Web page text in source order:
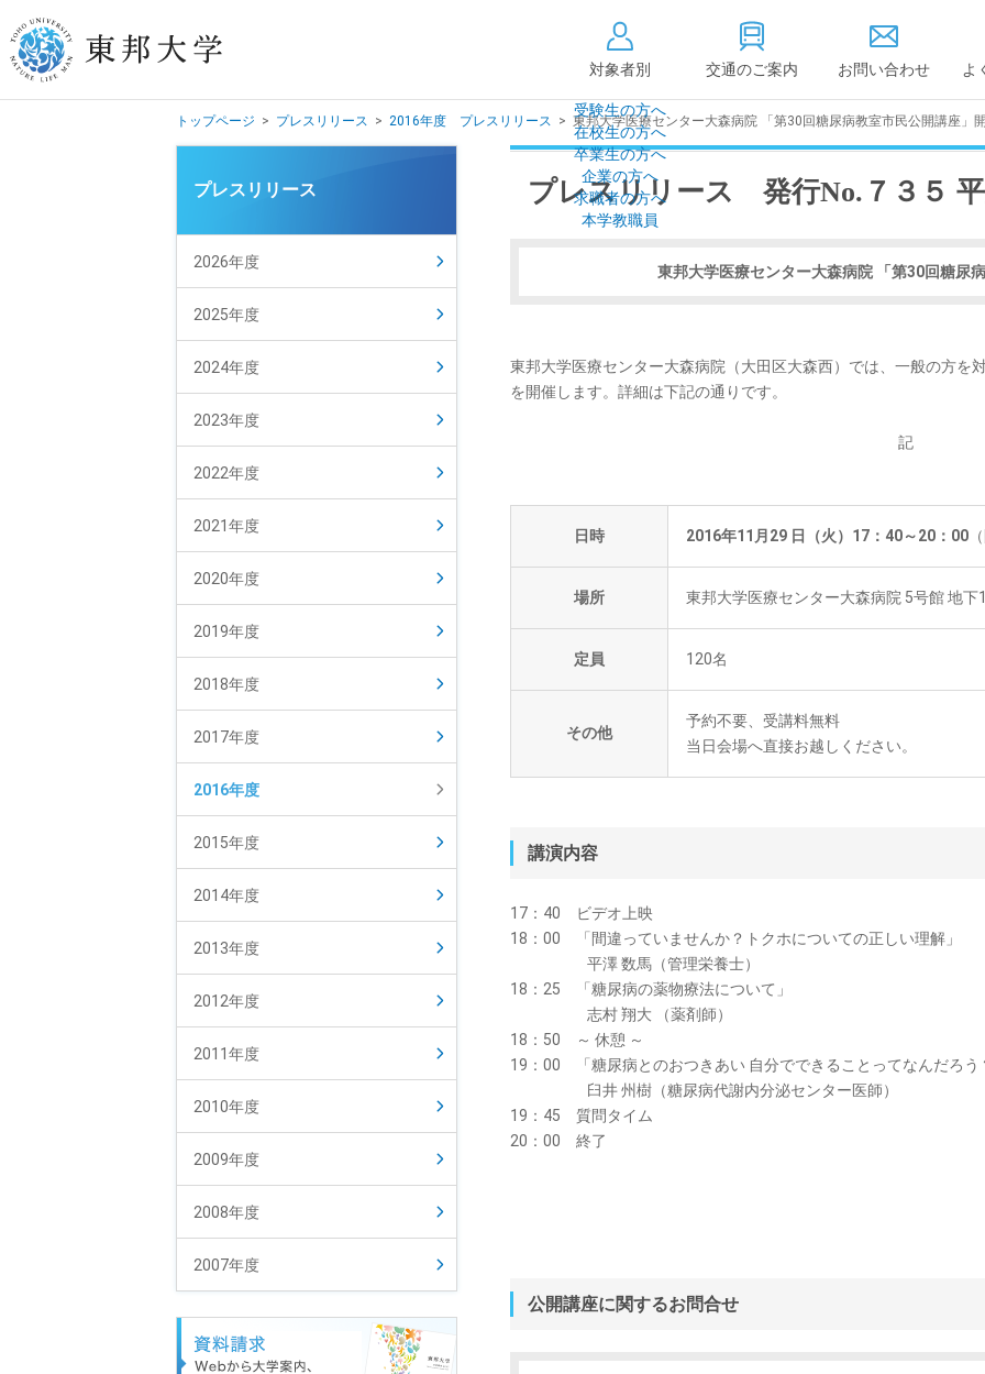
対象者別
受験生の方へ
在校生の方へ
卒業生の方へ
企業の方へ
求職者の方へ
本学教職員
交通のご案内 お問い合わせ よ
情報公開
教学に関する情報
積・耐震化率
高等教育の修学
個人情報の取り扱い
トップページ > プレスリリース > 2016年度 プレスリリース > 東邦大学医療センター大森病院 「第30回糖尿病教室市民公開講座」
プレスリリース 発行No.７３５ 平
東邦大学医療センター大森病院 「第30回糖尿
東邦大学医療センター大森病院（大田区大森西）では、一般の方を
を開催します。詳細は下記の通りです。
記
日時 2016年11月29 日（火）17：40～20：00
場所 東邦大学医療センター大森病院 5号館 地下
定員 120名
その他
予約不要、受講料無料
当日会場へ直接お越しください。
講演内容
17：40 ビデオ上映
18：00 「間違っていませんか？トクホについての正しい理解」
平澤 数馬（管理栄養士）
18：25 「糖尿病の薬物療法について」
志村 翔大 （薬剤師）
18：50 ～ 休憩 ～
19：00 「糖尿病とのおつきあい 自分でできることってなんだろう
臼井 州樹（糖尿病代謝内分泌センター医師）
19：45 質問タイム
20：00 終了
公開講座に関するお問合せ
プレスリリース
2026年度
2025年度
2024年度
2023年度
2022年度
2021年度
2020年度
2019年度
2018年度
2017年度
2016年度
2015年度
2014年度
2013年度
2012年度
2011年度
2010年度
2009年度
2008年度
2007年度